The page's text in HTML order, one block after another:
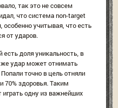
так это не совсем
что система non-target
учитывая, что есть
от ударов.
есть доля уникальность, в
удар может отнимать
точно в цель отняли
70% здоровья. Таким
одну из важнейших